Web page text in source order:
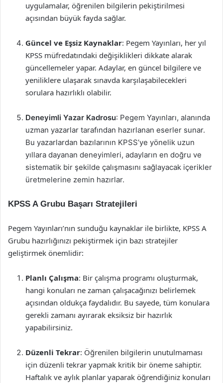
uygulamalar, öğrenilen bilgilerin pekiştirilmesi
açısından büyük fayda sağlar.
Güncel ve Eşsiz Kaynaklar: Pegem Yayınları, her yıl
KPSS müfredatındaki değişiklikleri dikkate alarak
güncellemeler yapar. Adaylar, en güncel bilgilere ve
yeniliklere ulaşarak sınavda karşılaşabilecekleri
sorulara hazırlıklı olabilir.
Deneyimli Yazar Kadrosu: Pegem Yayınları, alanında
uzman yazarlar tarafından hazırlanan eserler sunar.
Bu yazarlardan bazılarının KPSS’ye yönelik uzun
yıllara dayanan deneyimleri, adayların en doğru ve
sistematik bir şekilde çalışmasını sağlayacak içerikler
üretmelerine zemin hazırlar.
KPSS A Grubu Başarı Stratejileri
Pegem Yayınları’nın sunduğu kaynaklar ile birlikte, KPSS A
Grubu hazırlığınızı pekiştirmek için bazı stratejiler
geliştirmek önemlidir:
Planlı Çalışma: Bir çalışma programı oluşturmak,
hangi konuları ne zaman çalışacağınızı belirlemek
açısından oldukça faydalıdır. Bu sayede, tüm konulara
gerekli zamanı ayırarak eksiksiz bir hazırlık
yapabilirsiniz.
Düzenli Tekrar: Öğrenilen bilgilerin unutulmaması
için düzenli tekrar yapmak kritik bir öneme sahiptir.
Haftalık ve aylık planlar yaparak öğrendiğiniz konuları